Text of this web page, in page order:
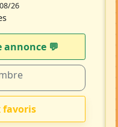
26
💬​
favoris